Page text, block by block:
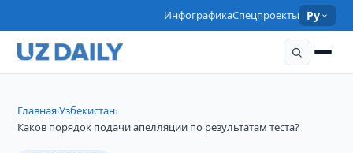
ИнфографикаСпецпроекты Ру
Главная›Узбекистан›
Каков порядок подачи апелляции по результатам теста?